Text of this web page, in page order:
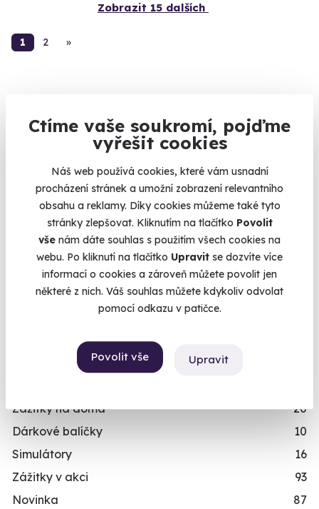
Ctíme vaše soukromí, pojďme
vyřešit cookies
Náš web používá cookies, které vám usnadní
procházení stránek a umožní zobrazení relevantního
obsahu a reklamy. Díky cookies můžeme také tyto
stránky zlepšovat. Kliknutím na tlačítko Povolit
vše nám dáte souhlas s použitím všech cookies na
webu. Po kliknutí na tlačítko Upravit se dozvíte více
informací o cookies a zároveň můžete povolit jen
některé z nich. Váš souhlas můžete kdykoliv odvolat
pomocí odkazu v patičce.
Povolit vše Upravit
Zobrazit 15 dalších
1 2 »
KATEGORIE
Povolání na zkoušku
Letecké zážitky
Masáže a relaxace
Gurmánské zážitky
Sportovní zážitky
Zážitkové pobyty
Vojenské zážitky
Zážitky se zvířaty
Zážitky na doma
20
Dárkové balíčky
10
Simulátory
16
Zážitky v akci
93
Novinka
87